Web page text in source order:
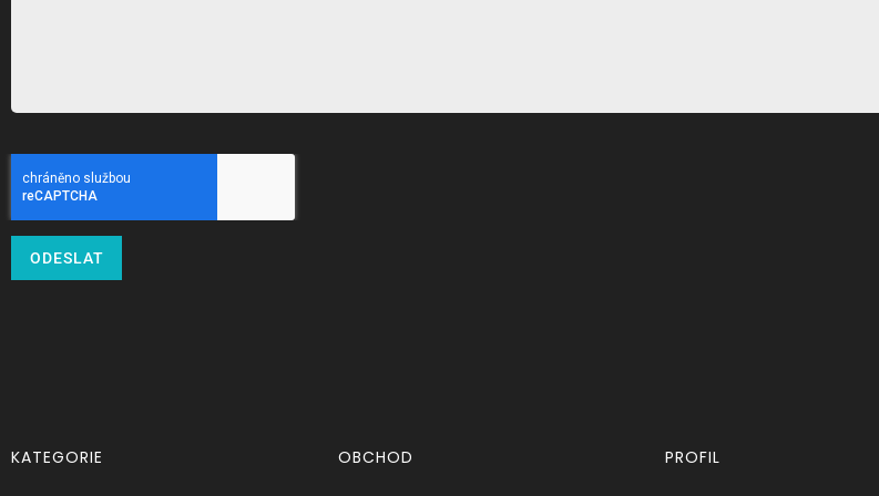
ODESLAT
KATEGORIE OBCHOD PROFIL